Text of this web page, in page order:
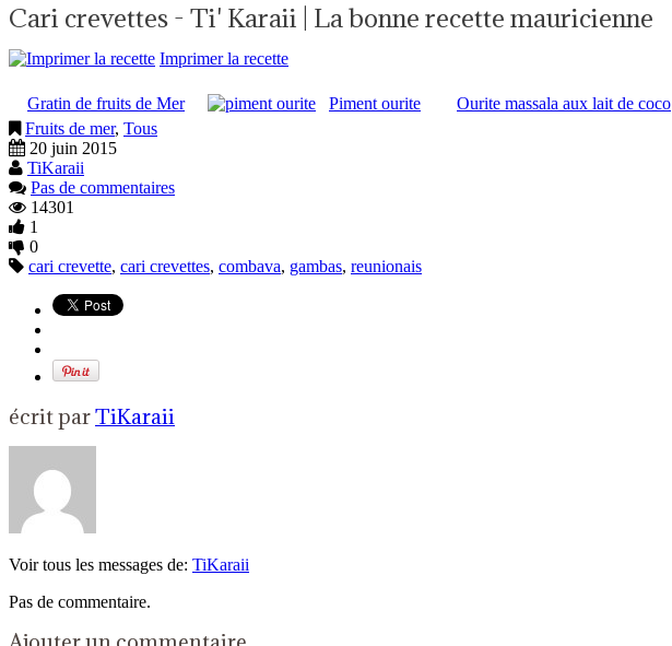
Cari crevettes - Ti' Karaii | La bonne recette mauricienne
Imprimer la recette
Gratin de fruits de Mer Piment ourite Ourite massala aux lait de coco
Fruits de mer, Tous
20 juin 2015
TiKaraii
Pas de commentaires
14301
1
0
cari crevette, cari crevettes, combava, gambas, reunionais
écrit parTiKaraii
Voir tous les messages de: TiKaraii
Pas de commentaire.